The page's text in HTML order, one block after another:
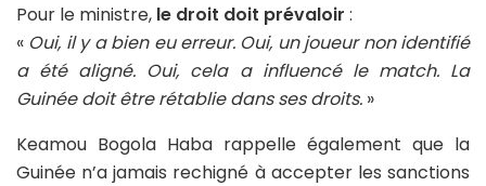
Pour le ministre, le droit doit prévaloir :
« Oui, il y a bien eu erreur. Oui, un joueur non identifié
a été aligné. Oui, cela a influencé le match. La
Guinée doit être rétablie dans ses droits. »
Keamou Bogola Haba rappelle également que la
Guinée n’a jamais rechigné à accepter les sanctions